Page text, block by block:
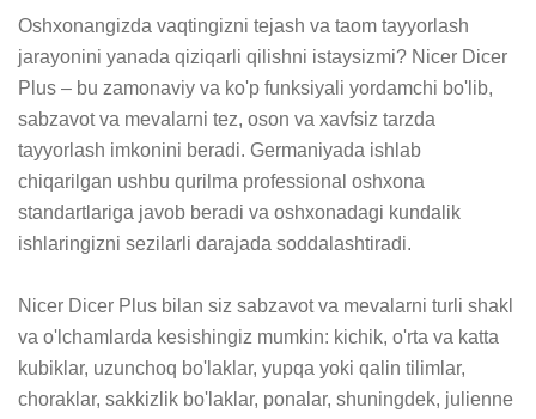
Oshxonangizda vaqtingizni tejash va taom tayyorlash
jarayonini yanada qiziqarli qilishni istaysizmi? Nicer Dicer
Plus – bu zamonaviy va ko'p funksiyali yordamchi bo'lib,
sabzavot va mevalarni tez, oson va xavfsiz tarzda
tayyorlash imkonini beradi. Germaniyada ishlab
chiqarilgan ushbu qurilma professional oshxona
standartlariga javob beradi va oshxonadagi kundalik
ishlaringizni sezilarli darajada soddalashtiradi.
Nicer Dicer Plus bilan siz sabzavot va mevalarni turli shakl
va o'lchamlarda kesishingiz mumkin: kichik, o'rta va katta
kubiklar, uzunchoq bo'laklar, yupqa yoki qalin tilimlar,
choraklar, sakkizlik bo'laklar, ponalar, shuningdek, julienne